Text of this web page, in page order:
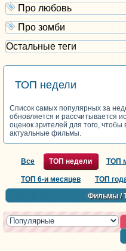
Про любовь
Про зомби
Остальные теги
ТОП недели
Список самых популярных за
обновляется и рассчитывается
оценок зрителей для того,
актуальные фильмы.
Все ТОП недели ТОП
ТОП 6-и месяцев
ТОП
Фильмы/